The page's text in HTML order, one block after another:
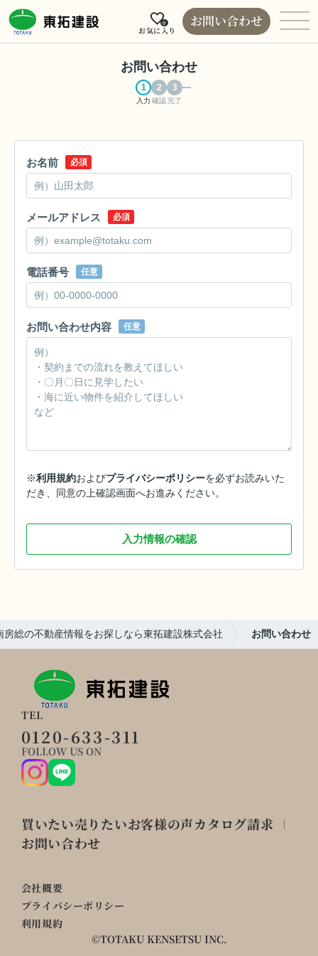
お気に入り
0 お問い合わせ
お問い合わせ
入力 確認完了
お名前 必須
メールアドレス 必須
電話番号 任意
お問い合わせ内容 任意
※利用規約およびプライバシーポリシーを必ずお読みいた
だき、同意の上確認画面へお進みください。
入力情報の確認
房総の不動産情報をお探しなら東拓建設株式会社 お問い合わせ
TEL
0120-633-311
FOLLOW US ON
買いたい売りたいお客様の声カタログ請求
お問い合わせ
会社概要
プライバシーポリシー
利用規約
©TOTAKU KENSETSU INC.